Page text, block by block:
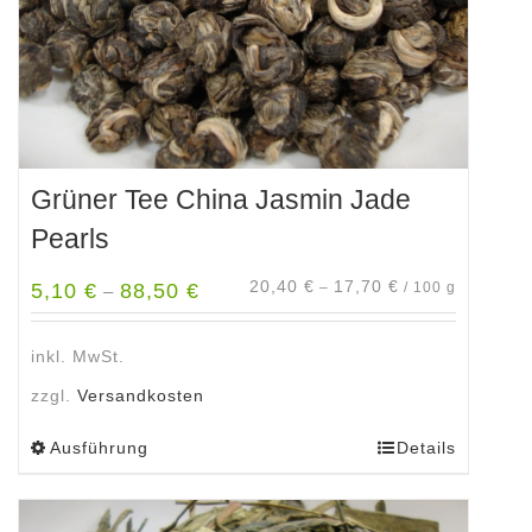
Produktseite
gewählt
werden
Grüner Tee China Jasmin Jade
Pearls
5,10 € – 88,50 € 20,40 € – 17,70 € / 100 g
inkl. MwSt.
zzgl. Versandkosten
Ausführung
weist
Details